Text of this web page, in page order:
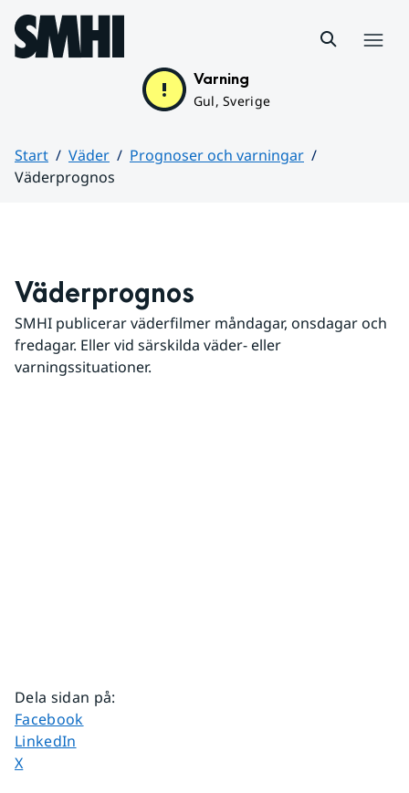
Hoppa till sidans innehåll
Varning
Gul, Sverige
Start Väder
Prognoser och varningar
Väderprognos
Väderprognos
SMHI publicerar väderfilmer måndagar, onsdagar och
fredagar. Eller vid särskilda väder- eller
varningssituationer.
Dela sidan på:
Dela sidan på
Facebook
Dela sidan på
LinkedIn
Dela sidan på
X